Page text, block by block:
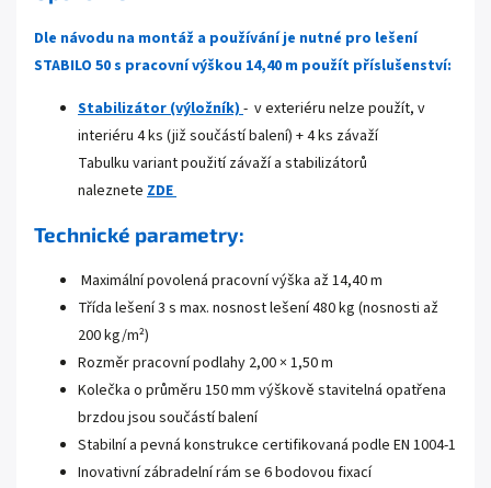
Dle návodu na montáž a používání je nutné pro lešení
STABILO 50 s pracovní výškou 14,40 m použít příslušenství:
Stabilizátor(výložník)- v exteriéru nelze použít, v
interiéru 4 ks (již součástí balení) + 4 ks závaží
Tabulku variant použití závaží a stabilizátorů
naleznete ZDE
Technické parametry:
Maximální povolená pracovní výška až 14,40 m
Třída lešení 3 s max. nosnost lešení 480 kg (nosnosti až
200 kg/m²)
Rozměr pracovní podlahy 2,00 × 1,50 m
Kolečka o průměru 150 mm výškově stavitelná opatřena
brzdou jsou součástí balení
Stabilní a pevná konstrukce certifikovaná podle EN 1004-1
Inovativní zábradelní rám se 6 bodovou fixací